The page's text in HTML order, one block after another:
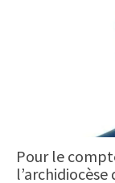
Pour le